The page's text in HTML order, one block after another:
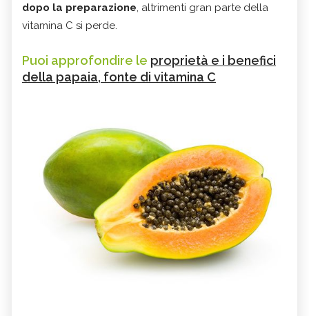
dopo la preparazione, altrimenti gran parte della
vitamina C si perde.
Puoi approfondire le proprietà e i benefici
della papaia, fonte di vitamina C